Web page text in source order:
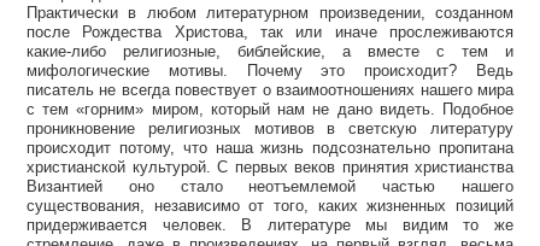
Практически в любом литературном произведении, созданном
после Рождества Христова, так или иначе прослеживаются
какие-либо религиозные, библейские, а вместе с тем и
мифологические мотивы. Почему это происходит? Ведь
писатель не всегда повествует о взаимоотношениях нашего мира
с тем «горним» миром, который нам не дано видеть. Подобное
проникновение религиозных мотивов в светскую литературу
происходит потому, что наша жизнь подсознательно пропитана
христианской культурой. С первых веков принятия христианства
Византией оно стало неотъемлемой частью нашего
существования, независимо от того, каких жизненных позиций
придерживается человек. В литературе мы видим то же